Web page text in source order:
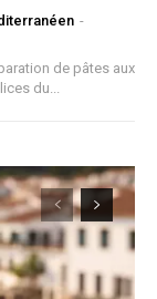
-
de pâtes aux
du...